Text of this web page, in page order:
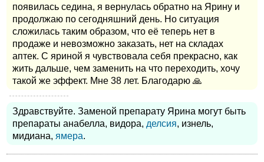
появилась седина, я вернулась обратно на Ярину и
продолжаю по сегодняшний день. Но ситуация
сложилась таким образом, что её теперь нет в
продаже и невозможно заказать, нет на складах
аптек. С яриной я чувствовала себя прекрасно, как
жить дальше, чем заменить на что переходить, хочу
такой же эффект. Мне 38 лет. Благодарю 🙏
Здравствуйте. Заменой препарату Ярина могут быть
препараты анабелла, видора, делсия, изнель,
мидиана, ямера.